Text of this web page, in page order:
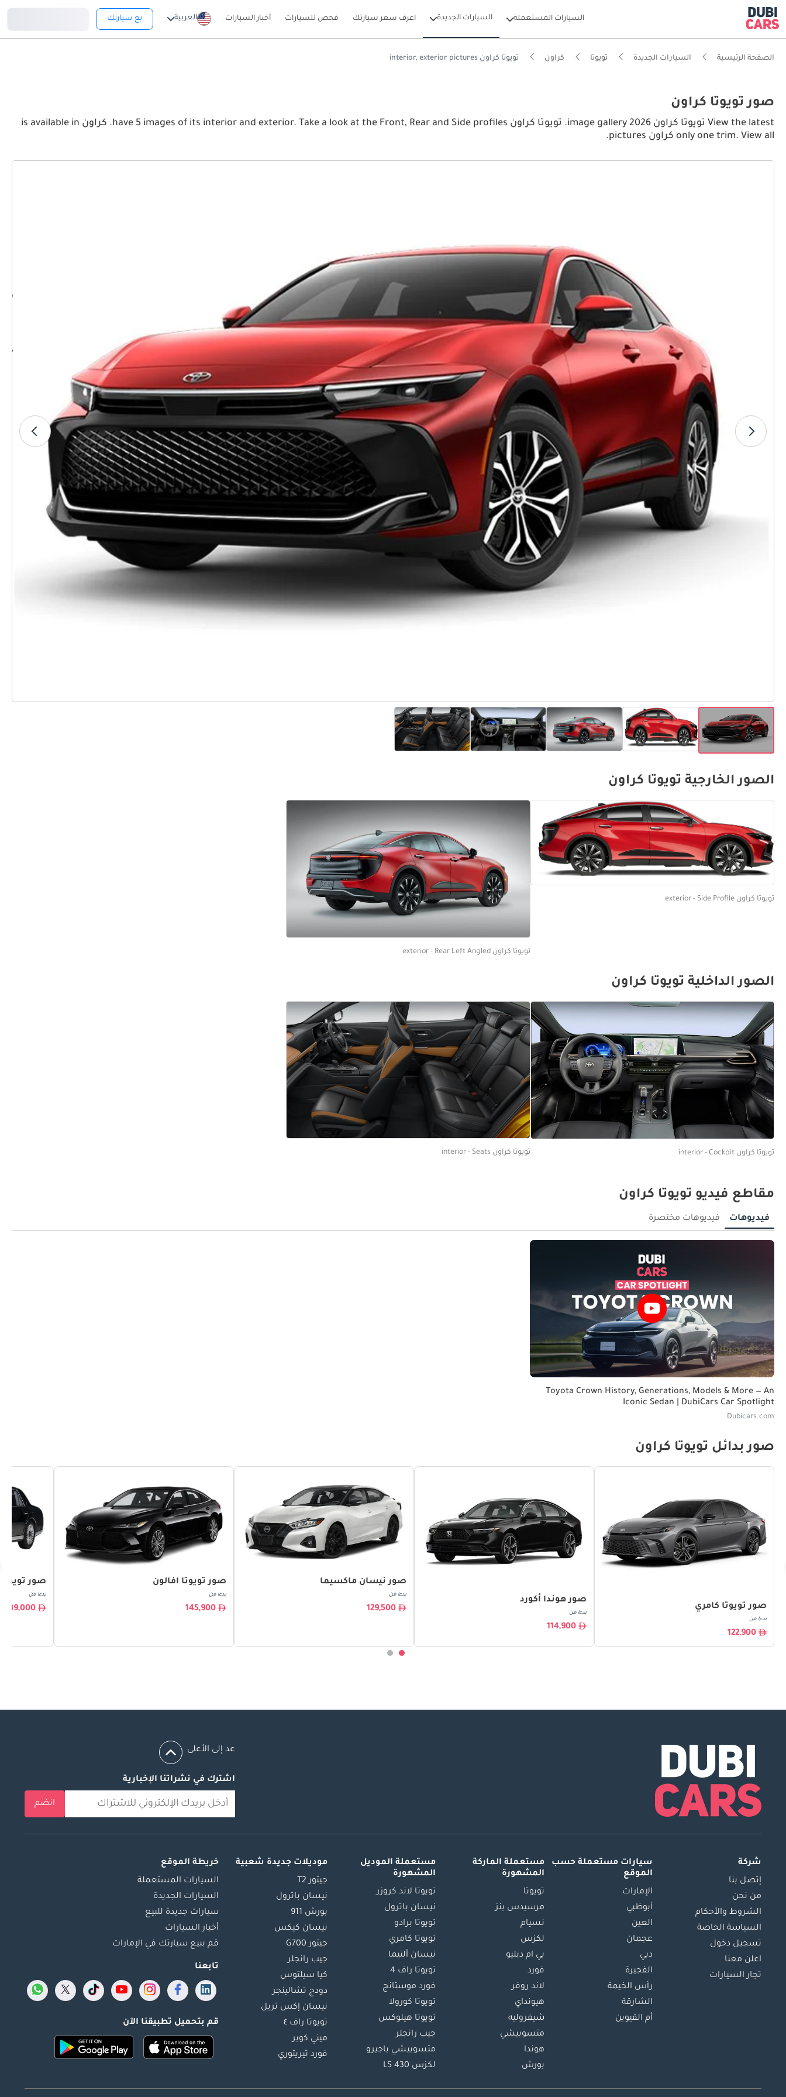
السيارات المستعملة السيارات الجديدة اعرف سعر سيارتك فحص للسيارات أخبار السيارات العربية بع سيارتك
الصفحة الرئيسية السيارات الجديدة تويوتا كراون تويوتا كراون interior, exterior pictures
صور تويوتا كراون
View the latest تويوتا كراون 2026 image gallery. تويوتا كراون have 5 images of its interior and exterior. Take a look at the Front, Rear and Side profiles. كراون is available in
only one trim. View all كراون pictures.
الصور الخارجية تويوتا كراون
تويوتا كراون exterior - Side Profile
تويوتا كراون exterior - Rear Left Angled
الصور الداخلية تويوتا كراون
تويوتا كراون interior - Cockpit تويوتا كراون interior - Seats
مقاطع فيديو تويوتا كراون
فيديوهات فيديوهات مختصرة
Toyota Crown History, Generations, Models & More — An
Iconic Sedan | DubiCars Car Spotlight
Dubicars.com
صور بدائل تويوتا كراون
صور تويوتا كامري
بدءا من
122,900
صور هوندا أكورد
بدءا من
114,900
صور نيسان ماكسيما
بدءا من
129,500
صور تويوتا افالون
بدءا من
145,900
صور
بدءا من
39,000
عد إلى الأعلى
اشترك في نشراتنا الإخبارية
انضم
شركة
إتصل بنا
من نحن
الشروط والأحكام
السياسة الخاصة
تسجيل دخول
اعلن معنا
تجار السيارات
سيارات مستعملة حسب
الموقع
الإمارات
أبوظبي
العين
عجمان
دبي
الفجيرة
رأس الخيمة
الشارقة
أم القيوين
مستعملة الماركة
المشهورة
تويوتا
مرسيدس بنز
نسيام
لكزس
بي ام دبليو
فورد
لاند روفر
هيونداي
شيفروليه
متسوبيشي
هوندا
بورش
مستعملة الموديل
المشهورة
تويوتا لاند كروزر
نيسان باترول
تويوتا برادو
تويوتا كامري
نيسان ألتيما
تويوتا راف 4
فورد موستانج
تويوتا كورولا
تويوتا هيلوكس
جيب رانجلر
متسوبيشي باجيرو
لكزس LS 430
موديلات جديدة شعبية
جيتور T2
نيسان باترول
بورش 911
نيسان كيكس
جيتور G700
جيب رانجلر
كيا سيلتوس
دودج تشالينجر
نيسان إكس تريل
تويوتا راف ٤
ميني كوبر
فورد تيريتوري
خريطة الموقع
السيارات المستعملة
السيارات الجديدة
سيارات جديدة للبيع
أخبار السيارات
قم ببيع سيارتك في الإمارات
تابعنا
قم بتحميل تطبيقنا الآن